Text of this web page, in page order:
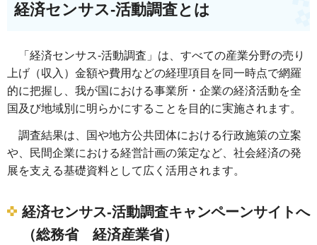
経済センサス-活動調査とは
「経済センサス-活動調査」は、すべての産業分野の売り
上げ（収入）金額や費用などの経理項目を同一時点で網羅
的に把握し、我が国における事業所・企業の経済活動を全
国及び地域別に明らかにすることを目的に実施されます。
調査結果は、国や地方公共団体における行政施策の立案
や、民間企業における経営計画の策定など、社会経済の発
展を支える基礎資料として広く活用されます。
経済センサス-活動調査キャンペーンサイトへ
（総務省 経済産業省）